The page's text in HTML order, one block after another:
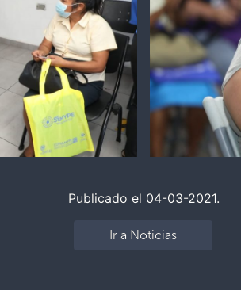
Publicado el 04-03-2021.
Ir a Noticias